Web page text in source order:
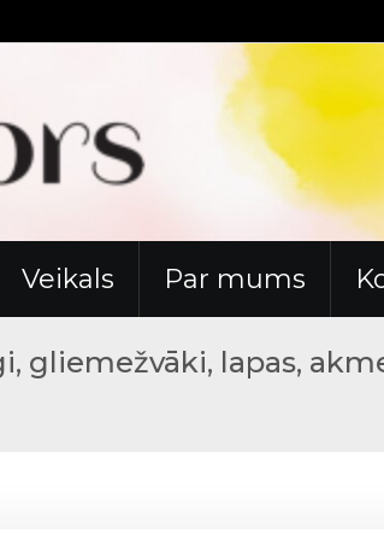
Veikals Par mums
gliemežvāki, lapas,